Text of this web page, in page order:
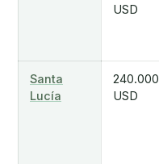
USD
Santa
Lucía
240.000
USD